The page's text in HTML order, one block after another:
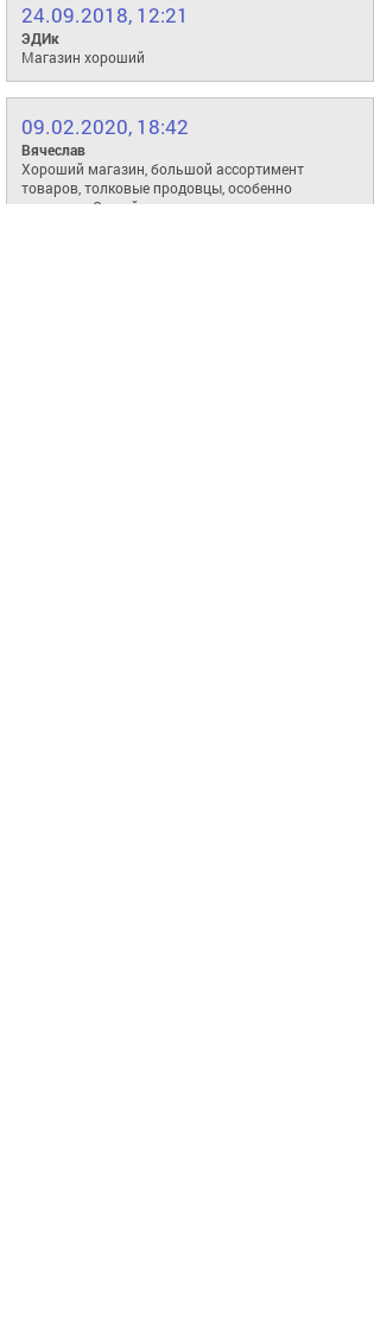
24.09.2018, 12:21
ЭДИк
Магазин хороший
09.02.2020, 18:42
Вячеслав
Хороший магазин, большой ассортимент
товаров, толковые продовцы, особенно
менеджер Сергей, все расскажет, покажет,